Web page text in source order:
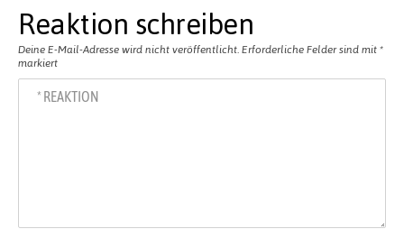
Reaktion schreiben
Deine E-Mail-Adresse wird nicht veröffentlicht. Erforderliche Felder sind mit *
markiert